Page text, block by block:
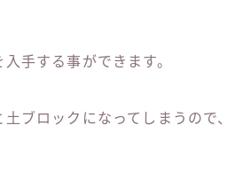
手する事ができます。
ブロックになってしまうので、